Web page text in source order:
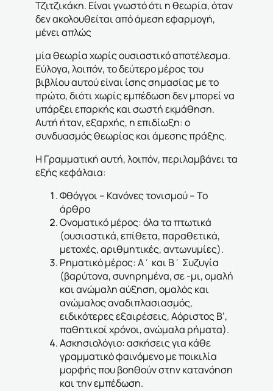
Τζιτζικάκη. Είναι γνωστό ότι η θεωρία, όταν
δεν ακολουθείται από άμεση εφαρμογή,
μένει απλώς
μία θεωρία χωρίς ουσιαστικό αποτέλεσμα.
Εύλογα, λοιπόν, το δεύτερο μέρος του
βιβλίου αυτού είναι ίσης σημασίας με το
πρώτο, διότι χωρίς εμπέδωση δεν μπορεί να
υπάρξει επαρκής και σωστή εκμάθηση.
Αυτή ήταν, εξαρχής, η επιδίωξη: ο
συνδυασμός θεωρίας και άμεσης πράξης.
Η Γραμματική αυτή, λοιπόν, περιλαμβάνει τα
εξής κεφάλαια:
Φθόγγοι – Κανόνες τονισμού – Το
άρθρο
Ονοματικό μέρος: όλα τα πτωτικά
(ουσιαστικά, επίθετα, παραθετικά,
μετοχές, αριθμητικές, αντωνυμίες).
Ρηματικό μέρος: Α΄ και Β΄ Συζυγία
(βαρύτονα, συνηρημένα, σε -μι, ομαλή
και ανώμαλη αύξηση, ομαλός και
ανώμαλος αναδιπλασιασμός,
ειδικότερες εξαιρέσεις, Αόριστος Β’,
παθητικοί χρόνοι, ανώμαλα ρήματα).
Ασκησιολόγιο:ασκήσεις για κάθε
γραμματικό φαινόμενο με ποικιλία
μορφής που βοηθούν στην κατανόηση
και την εμπέδωση.